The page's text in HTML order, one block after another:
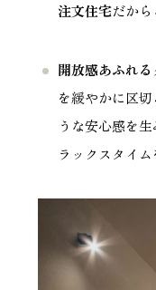
注文住宅だか
開放感あふれ
を緩やかに区
うな安心感を
ラックスタイ